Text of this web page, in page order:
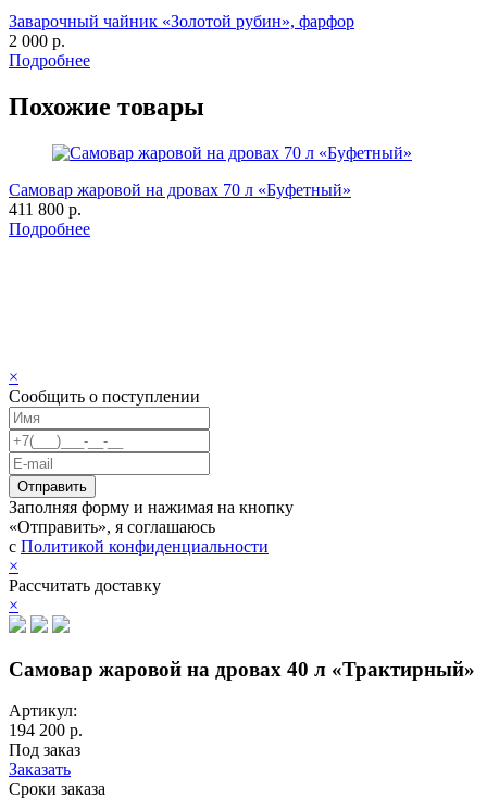
Заварочный чайник «Золотой рубин», фарфор
2 000 р.
Подробнее
Похожие товары
Самовар жаровой на дровах 70 л «Буфетный»
411 800 р.
Подробнее
×
Сообщить о поступлении
Заполняя форму и нажимая на кнопку
«Отправить», я соглашаюсь
с Политикой конфиденциальности
×
Рассчитать доставку
×
Самовар жаровой на дровах 40 л «Трактирный»
Артикул:
194 200 р.
Под заказ
Заказать
Сроки заказа